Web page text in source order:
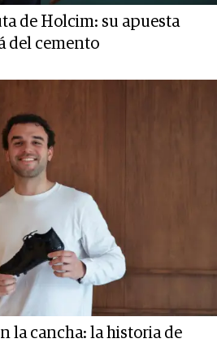
de Holcim: su apuesta
del cemento
la cancha: la historia de